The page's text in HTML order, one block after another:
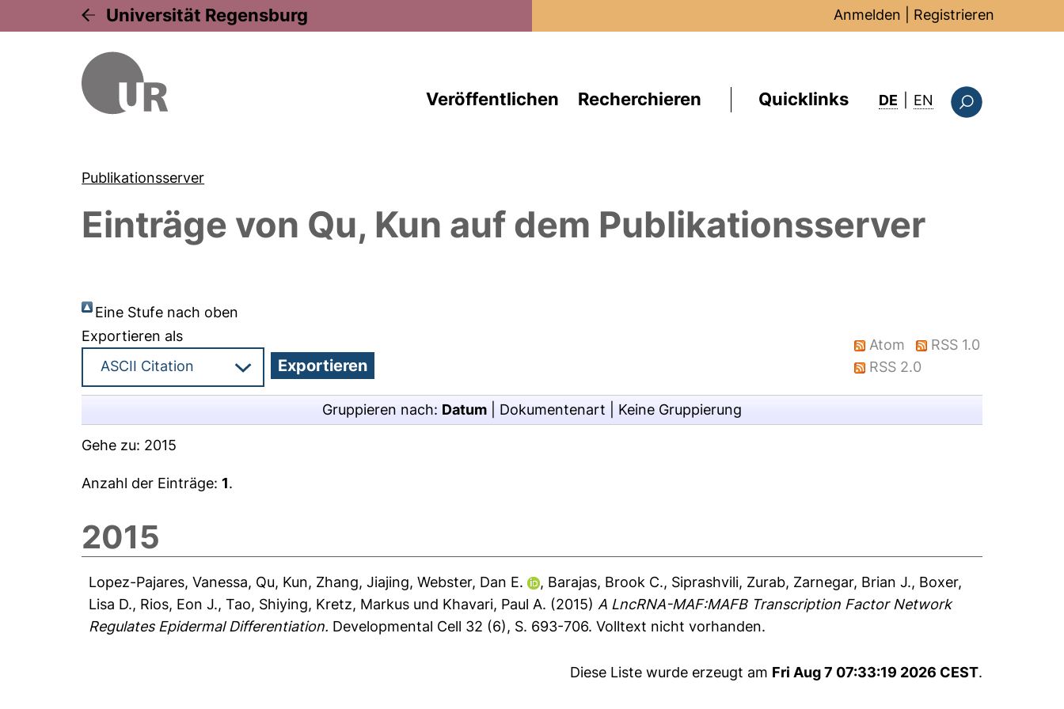
Universität Regensburg Anmelden Registrieren
Veröffentlichen Recherchieren Quicklinks DE EN : this page in
Publikationsserver
Einträge von Qu, Kun auf dem Publikationsserver
Eine Stufe nach oben
Exportieren als
Atom
RSS 1.0
RSS 2.0
Gruppieren nach: Datum Dokumentenart Keine Gruppierung
Gehe zu: 2015
Anzahl der Einträge:1.
2015
Lopez-Pajares, Vanessa, Qu, Kun, Zhang, Jiajing,Webster, Dan E. , Barajas, Brook C., Siprashvili, Zurab, Zarnegar, Brian J., Boxer,
Lisa D., Rios, Eon J.,Tao, Shiying, Kretz, Markus und Khavari, Paul A. (2015) A LncRNA-MAF:MAFB Transcription Factor Network
Regulates Epidermal Differentiation. Developmental Cell 32 (6), S. 693-706.Volltext nicht vorhanden.
Diese Liste wurde erzeugt am Fri Aug 7 07:33:19 2026 CEST.